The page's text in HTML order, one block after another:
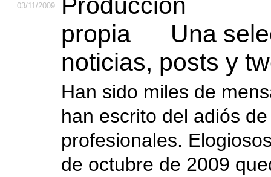
03/11/2009
Una
noticias, posts y
Han sido miles de
han escrito del adiós
profesionales.
de octubre de 2009